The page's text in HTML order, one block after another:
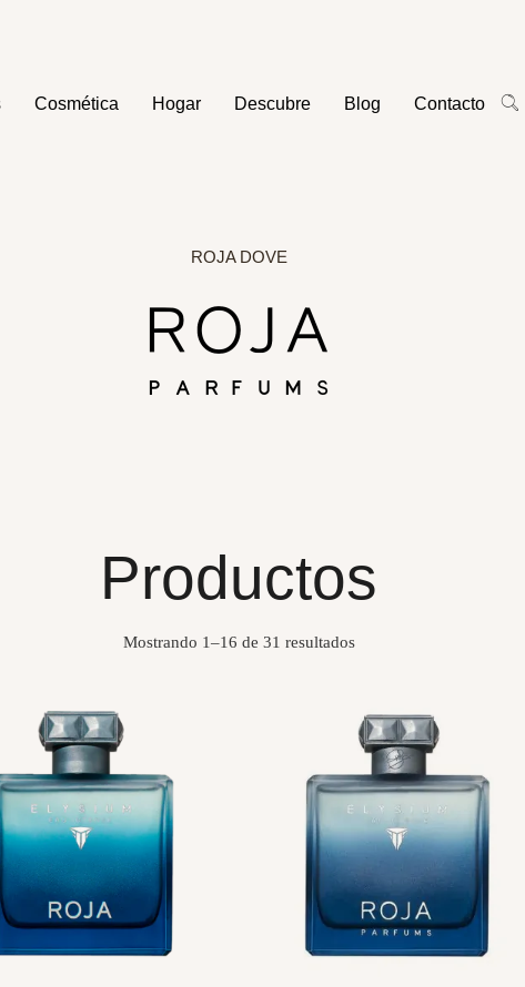
Cosmética Hogar Descubre Blog Contacto
ROJA DOVE
Productos
Mostrando 1–16 de 31 resultados